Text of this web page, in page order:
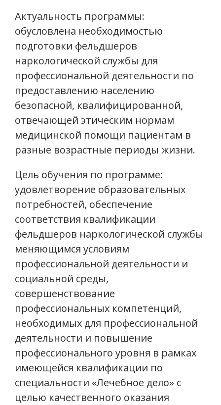
Актуальность программы:
обусловлена необходимостью
подготовки фельдшеров
наркологической службы для
профессиональной деятельности по
предоставлению населению
безопасной, квалифицированной,
отвечающей этическим нормам
медицинской помощи пациентам в
разные возрастные периоды жизни.
Цель обучения по программе:
удовлетворение образовательных
потребностей, обеспечение
соответствия квалификации
фельдшеров наркологической службы
меняющимся условиям
профессиональной деятельности и
социальной среды,
совершенствование
профессиональных компетенций,
необходимых для профессиональной
деятельности и повышение
профессионального уровня в рамках
имеющейся квалификации по
специальности «Лечебное дело» с
целью качественного оказания